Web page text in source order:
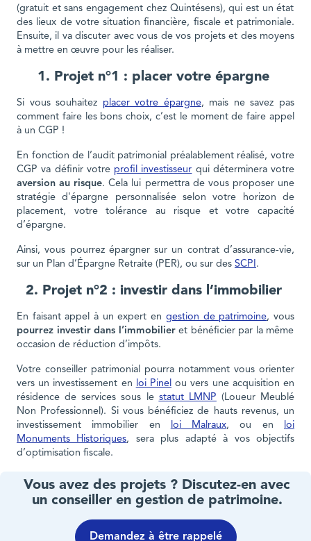
(gratuit et sans engagement chez Quintésens), qui est un état
des lieux de votre situation financière, fiscale et patrimoniale.
Ensuite, il va discuter avec vous de vos projets et des moyens
à mettre en œuvre pour les réaliser.
1. Projet n°1 : placer votre épargne
Si vous souhaitez placer votre épargne, mais ne savez pas
comment faire les bons choix, c’est le moment de faire appel
à un CGP !
En fonction de l’audit patrimonial préalablement réalisé, votre
CGP va définir votre profil investisseur qui déterminera votre
aversion au risque. Cela lui permettra de vous proposer une
stratégie d'épargne personnalisée selon votre horizon de
placement, votre tolérance au risque et votre capacité
d’épargne.
Ainsi, vous pourrez épargner sur un contrat d’assurance-vie,
sur un Plan d’Épargne Retraite (PER), ou sur des SCPI .
2. Projet n°2 : investir dans l’immobilier
En faisant appel à un expert en gestion de patrimoine, vous
pourrez investir dans l’immobilieret bénéficier par la même
occasion de réduction d’impôts.
Votre conseiller patrimonial pourra notamment vous orienter
vers un investissement en loi Pinel ou vers une acquisition en
résidence de services sous le statut LMNP (Loueur Meublé
Non Professionnel). Si vous bénéficiez de hauts revenus, un
investissement immobilier en
loi Malraux, ou en
loi
Monuments Historiques, sera plus adapté à vos objectifs
d’optimisation fiscale.
Vous avez des projets ? Discutez-en avec
un conseiller en gestion de patrimoine.
Demandez à être rappelé